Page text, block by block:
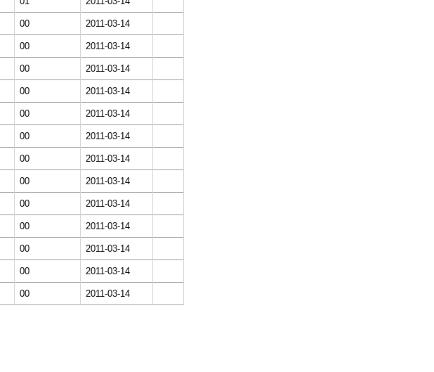
00 2011-03-14
00 2011-03-14
00 2011-03-14
00 2011-03-14
00 2011-03-14
00 2011-03-14
00 2011-03-14
00 2011-03-14
00 2011-03-14
00 2011-03-14
00 2011-03-14
00 2011-03-14
00 2011-03-14